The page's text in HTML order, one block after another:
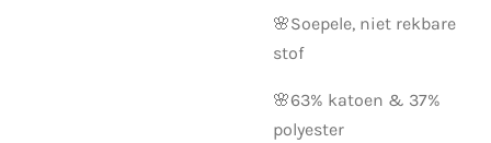
🌸Soepele, niet rekbare
stof
🌸63% katoen & 37%
polyester